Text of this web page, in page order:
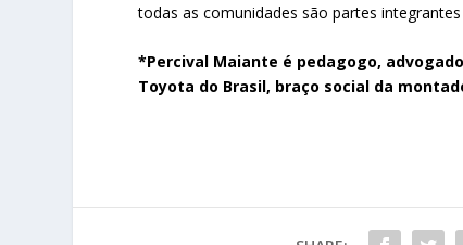
todas as comunidades são partes
*Percival Maiante é pedagogo,
Toyota do Brasil, braço social da